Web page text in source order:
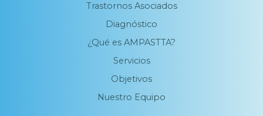
Trastornos Asociados
Diagnóstico
¿Qué es AMPASTTA?
Servicios
Objetivos
Nuestro Equipo